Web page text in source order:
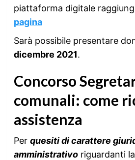
piattaforma digitale
pagina
Sarà possibile presentare
dicembre 2021.
Concorso
comunali: come
assistenza
Per quesiti di carattere
amministrativoriguardanti